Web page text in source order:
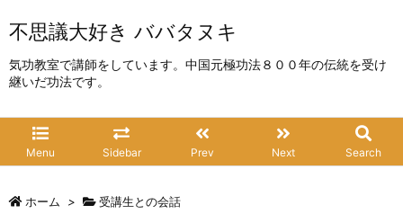
不思議大好き ババタヌキ
気功教室で講師をしています。中国元極功法８００年の伝統を受け
継いだ功法です。
Menu Sidebar Prev Next Search
ホーム > 受講生との会話